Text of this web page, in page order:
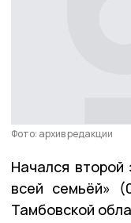
Фото: архив редакции
Начался
всей семьёй»
Тамбовской